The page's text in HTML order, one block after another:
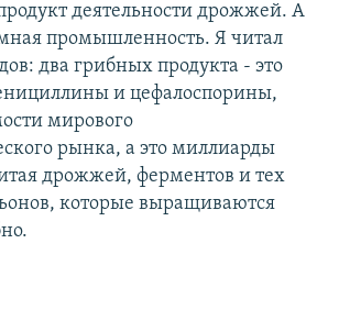
деятельности дрожжей. А
промышленность. Я читал
два грибных продукта - это
и цефалоспорины,
мирового
рынка, а это миллиарды
дрожжей, ферментов и тех
которые выращиваются